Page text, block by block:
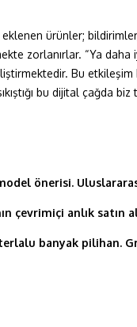
ürünler;
zorlanırlar. “Ya
Bu etkileşim
bu dijital çağda
önerisi.
çevrimiçi anlık satın
banyak pilihan.